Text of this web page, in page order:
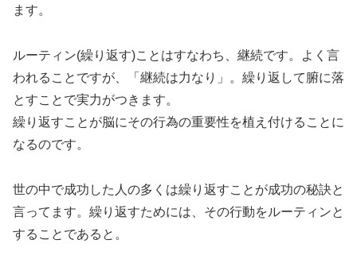
ます。
ルーティン(繰り返す)ことはすなわち、継続です。よく言
われることですが、「継続は力なり」。繰り返して腑に落
とすことで実力がつきます。
繰り返すことが脳にその行為の重要性を植え付けることに
なるのです。
世の中で成功した人の多くは繰り返すことが成功の秘訣と
言ってます。繰り返すためには、その行動をルーティンと
することであると。